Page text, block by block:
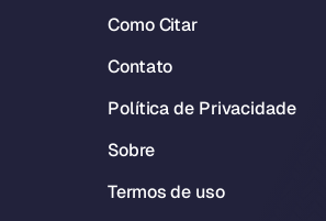
Como Citar
Contato
Política de Privacidade
Sobre
Termos de uso